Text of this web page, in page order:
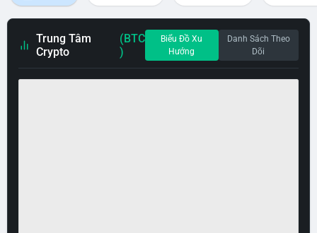
Trung Tâm
Crypto
(BTC
)
Biểu Đồ Xu
Hướng
Danh Sách Theo
Dõi